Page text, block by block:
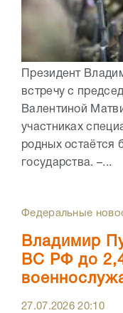
Президент
встречу с
Валентиной
участниках
родных остаётся
государства. –...
Федеральные
Владимир
ВС РФ до
27.07.202620:10